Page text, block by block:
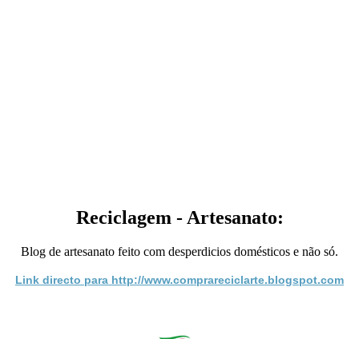
Reciclagem - Artesanato:
Blog de artesanato feito com desperdicios domésticos e não só.
Link directo para http://www.comprareciclarte.blogspot.com